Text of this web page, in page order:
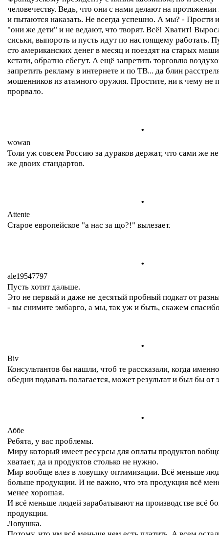
человечеству. Ведь, что они с нами делают на
и пытаются наказать. Не всегда успешно. А мы? - Прости
"они же дети" и не ведают, что творят. Всё! Хватит!
сиськи, выпороть и пусть идут по настоящему работать.
сто американских денег в месяц и поездят на старых
кстати, обратно сбегут. А ещё запретить торговлю
запретить рекламу в интернете и по ТВ... да блин
мошенников из атамного оружия. Простите, ни к чему не
прорвало.
.
wowan
Толи уж совсем Россию за дураков держат, что сами же
же двоих стандартов.
.
Attente
Старое европейское "а нас за що?!" вылезает.
.
ale19547797
Пусть хотят дальше.
Это не первый и даже не десятый пробный подкат от
- вы снимите эмбарго, а мы, так уж и быть, скажем
.
Biv
Консультантов бы нашли, чтоб те рассказали, когда
обедни подавать полагается, может результат и был бы
.
Аббе
Ребята, у вас проблемы.
Миру который имеет ресурсы для оплаты продуктов
хватает, да и продуктов столько не нужно.
Мир вообще влез в ловушку оптимизации. Всё меньше
больше продукции. И не важно, что эта продукция всё
менее хорошая.
И всё меньше людей зарабатывают на производстве всё
продукции.
Ловушка.